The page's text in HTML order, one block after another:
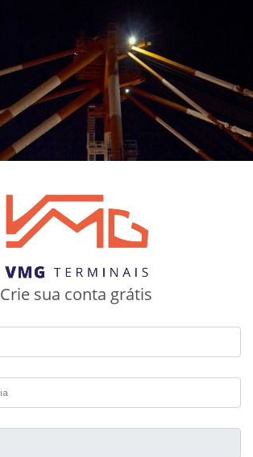
Crie sua conta grátis